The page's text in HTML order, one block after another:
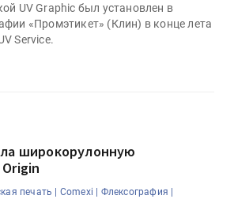
UV Graphic был установлен в
«Промэтикет» (Клин) в конце лета
Service.
широкорулонную
печать | Comexi | Флексография |